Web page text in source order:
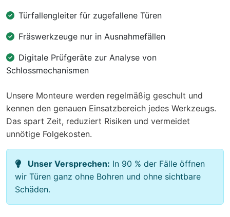
Türfallengleiter für zugefallene Türen
Fräswerkzeuge nur in Ausnahmefällen
Digitale Prüfgeräte zur Analyse von
Schlossmechanismen
Unsere Monteure werden regelmäßig geschult und
kennen den genauen Einsatzbereich jedes Werkzeugs.
Das spart Zeit, reduziert Risiken und vermeidet
unnötige Folgekosten.
Unser Versprechen: In 90 % der Fälle öffnen
wir Türen ganz ohne Bohren und ohne sichtbare
Schäden.